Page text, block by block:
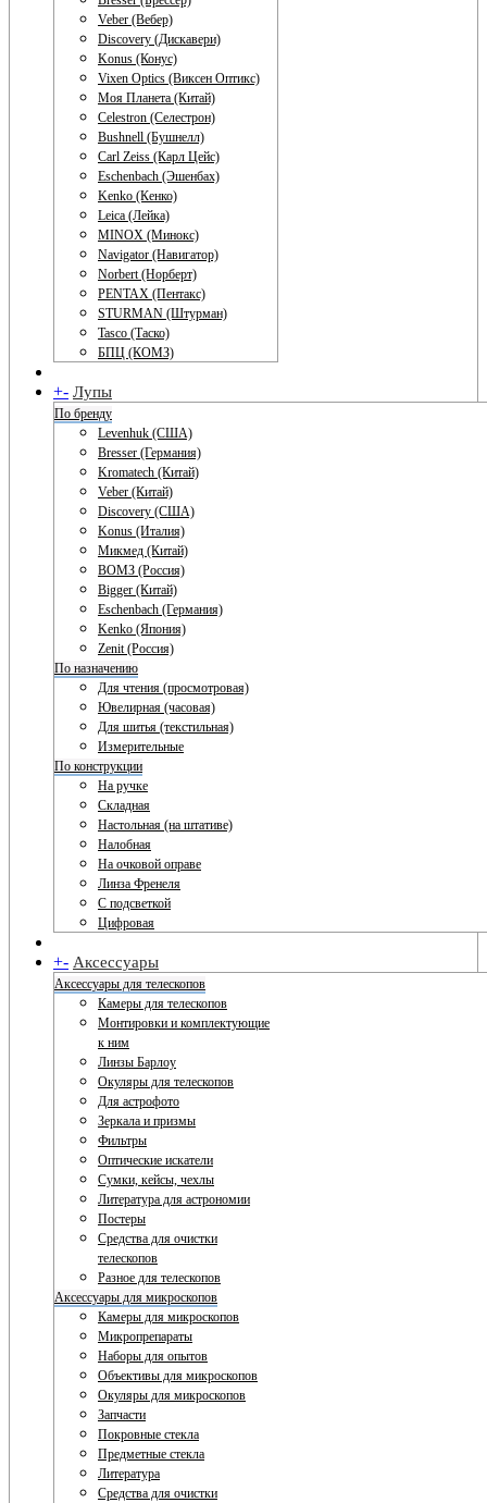
Veber (Вебер)
Discovery (Дискавери)
Konus (Конус)
Vixen Optics (Виксен Оптикс)
Моя Планета (Китай)
Celestron (Селестрон)
Bushnell (Бушнелл)
Carl Zeiss (Карл Цейс)
Eschenbach (Эшенбах)
Kenko (Кенко)
Leica (Лейка)
MINOX (Минокс)
Navigator (Навигатор)
Norbert (Норберт)
PENTAX (Пентакс)
STURMAN (Штурман)
Tasco (Таско)
БПЦ (КОМЗ)
+- Лупы
По бренду
Levenhuk (США)
Bresser (Германия)
Kromatech (Китай)
Veber (Китай)
Discovery (США)
Konus (Италия)
Микмед (Китай)
ВОМЗ (Россия)
Bigger (Китай)
Eschenbach (Германия)
Kenko (Япония)
Zenit (Россия)
По назначению
Для чтения (просмотровая)
Ювелирная (часовая)
Для шитья (текстильная)
Измерительные
По конструкции
На ручке
Складная
Настольная (на штативе)
Налобная
На очковой оправе
Линза Френеля
С подсветкой
Цифровая
+- Аксессуары
Аксессуары для телескопов
Камеры для телескопов
Монтировки и комплектующие
к ним
Линзы Барлоу
Окуляры для телескопов
Для астрофото
Зеркала и призмы
Фильтры
Оптические искатели
Сумки, кейсы, чехлы
Литература для астрономии
Постеры
Средства для очистки
телескопов
Разное для телескопов
Аксессуары для микроскопов
Камеры для микроскопов
Микропрепараты
Наборы для опытов
Объективы для микроскопов
Окуляры для микроскопов
Запчасти
Покровные стекла
Предметные стекла
Литература
Средства для очистки